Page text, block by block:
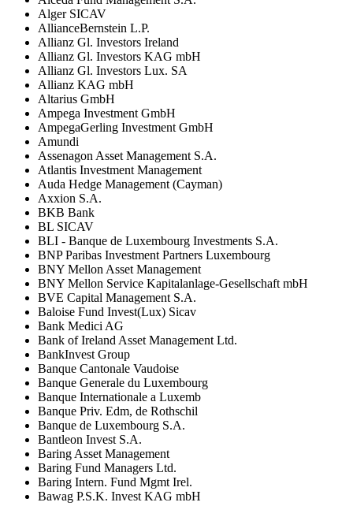
Alger SICAV
AllianceBernstein L.P.
Allianz Gl. Investors Ireland
Allianz Gl. Investors KAG mbH
Allianz Gl. Investors Lux. SA
Allianz KAG mbH
Altarius GmbH
Ampega Investment GmbH
AmpegaGerling Investment GmbH
Amundi
Assenagon Asset Management S.A.
Atlantis Investment Management
Auda Hedge Management (Cayman)
Axxion S.A.
BKB Bank
BL SICAV
BLI - Banque de Luxembourg Investments S.A.
BNP Paribas Investment Partners Luxembourg
BNY Mellon Asset Management
BNY Mellon Service Kapitalanlage-Gesellschaft mbH
BVE Capital Management S.A.
Baloise Fund Invest(Lux) Sicav
Bank Medici AG
Bank of Ireland Asset Management Ltd.
BankInvest Group
Banque Cantonale Vaudoise
Banque Generale du Luxembourg
Banque Internationale a Luxemb
Banque Priv. Edm, de Rothschil
Banque de Luxembourg S.A.
Bantleon Invest S.A.
Baring Asset Management
Baring Fund Managers Ltd.
Baring Intern. Fund Mgmt Irel.
Bawag P.S.K. Invest KAG mbH